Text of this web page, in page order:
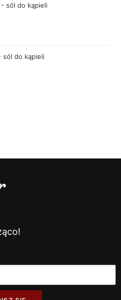
- sól do kąpieli
sól do kąpieli